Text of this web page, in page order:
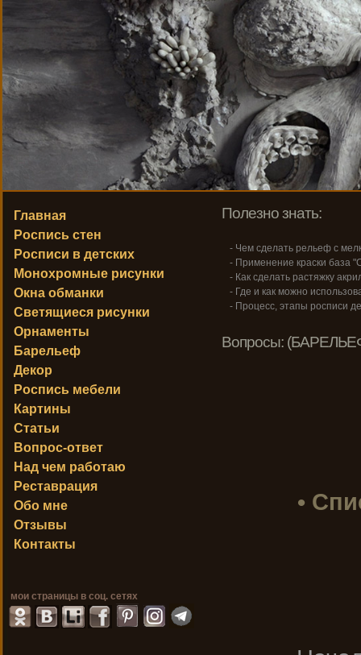
Полезно знать:
- Чем сделать рельеф с
- Применение краски база
- Как сделать растяжку
- Где и как можно
- Процесс, этапы росписи
Вопросы:
•
Главная
Роспись стен
Росписи в детских
Монохромные рисунки
Окна обманки
Светящиеся рисунки
Орнаменты
Барельеф
Декор
Роспись мебели
Картины
Статьи
Вопрос-ответ
Над чем работаю
Реставрация
Обо мне
Отзывы
Контакты
мои страницы в соц. сетях